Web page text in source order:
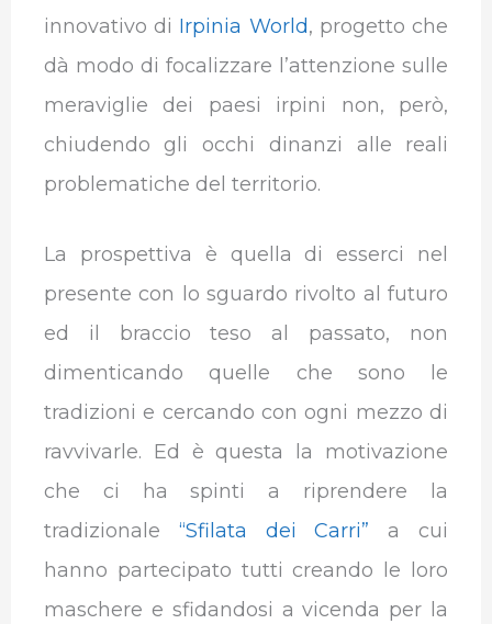
innovativo di Irpinia World, progetto che
dà modo di focalizzare l’attenzione sulle
meraviglie dei paesi irpini non, però,
chiudendo gli occhi dinanzi alle reali
problematiche del territorio.
La prospettiva è quella di esserci nel
presente con lo sguardo rivolto al futuro
ed il braccio teso al passato, non
dimenticando quelle che sono le
tradizioni e cercando con ogni mezzo di
ravvivarle. Ed è questa la motivazione
che ci ha spinti a riprendere la
tradizionale “Sfilata dei Carri” a cui
hanno partecipato tutti creando le loro
maschere e sfidandosi a vicenda per la